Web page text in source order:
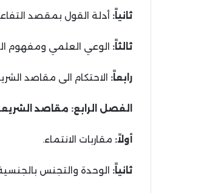
ثانياً: أدلة القول بمقصد
ثالثاً: الوعي العلمي ومفهوم
رابعاً: الاحتكام الى مقاصد
الفصل الرابع: مقاصد
أولاً: مقاربات الانتماء.
ثانياً: الوحدة والتجنس بالجنسية